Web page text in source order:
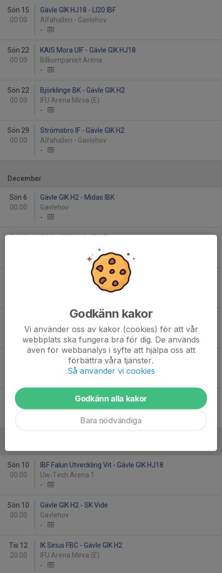
Sön 15
00:00
Gävle GIK HJ18 - LI20 IBF
Alfahallen - Gavlehov
-
Sön 22
00:00
KAIS Mora UIF - Gävle GIK HJ18
Bilkompaniet Arena
-
Sön 22
00:00
Björklinge BK - Gävle GIK H2
IFU Arena Mirva (E)
-
Sön 29
00:00
Strömsbro IF - Gävle GIK H2
Alfahallen - Gavlehov
-
December
Sön 6
00:00
Gävle GIK H2 - Midas IBK
Gavlehov
-
Sön 6
Gävle GIK HJ18 - IBK Runsten
Alfahallen - Gavlehov
Valbo AIF - Gävle GIK HJ18
Valbo Sportcentrum
00:00
IBK Runsten - Gävle GIK H2
Novahallen - Gavlehov
-
Vaksala SK IBK 2 - Gävle GIK H2
IFU Arena DHinox (D)
Sön 20
00:00
Gävle GIK HJ18 - IBF Falun Utveckling Svart
Alfahallen - Gavlehov
Sön 10
00:00
IBF Falun Utveckling Vit - Gävle GIK HJ18
Uw-Tech Arena 1
-
Sön 10
00:00
Gävle GIK H2 - SK Vide
Gavlehov
-
Tis 12
20:00
IK Sirius FBC - Gävle GIK H2
IFU Arena Mirva (E)
-
Godkänn kakor
Vi använder oss av kakor (cookies) för att vår
webbplats ska fungera bra för dig. De används
även för webbanalys i syfte att hjälpa oss att
förbättra våra tjänster.
Så använder vi cookies
Godkänn alla kakor
Bara nödvändiga